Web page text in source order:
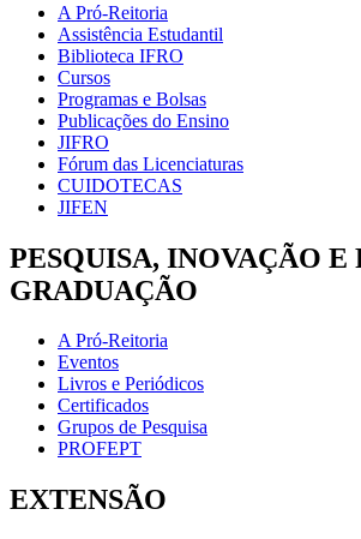
A Pró-Reitoria
Assistência Estudantil
Biblioteca IFRO
Cursos
Programas e Bolsas
Publicações do Ensino
JIFRO
Fórum das Licenciaturas
CUIDOTECAS
JIFEN
PESQUISA, INOVAÇÃO E
GRADUAÇÃO
A Pró-Reitoria
Eventos
Livros e Periódicos
Certificados
Grupos de Pesquisa
PROFEPT
EXTENSÃO